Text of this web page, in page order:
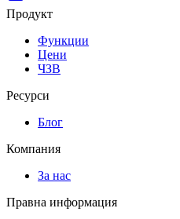
Продукт
Функции
Цени
ЧЗВ
Ресурси
Блог
Компания
За нас
Правна информация